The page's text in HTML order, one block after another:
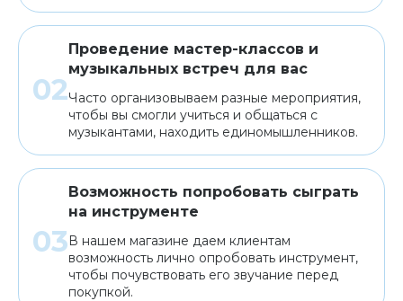
Проведение мастер-классов и
музыкальных встреч для вас
Часто организовываем разные мероприятия,
чтобы вы смогли учиться и общаться с
музыкантами, находить единомышленников.
Возможность попробовать сыграть
на инструменте
В нашем магазине даем клиентам
возможность лично опробовать инструмент,
чтобы почувствовать его звучание перед
покупкой.